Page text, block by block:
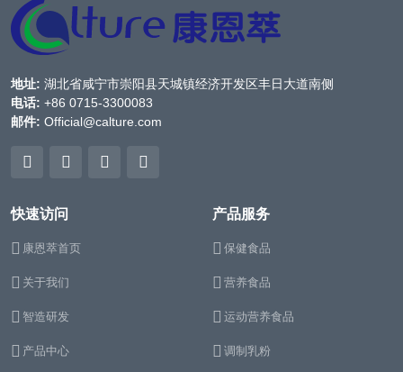
地址: 湖北省咸宁市崇阳县天城镇经济开发区丰日大道南侧
电话: +86 0715-3300083
邮件: Official@calture.com
快速访问
康恩萃首页
关于我们
智造研发
产品中心
产品服务
保健食品
营养食品
运动营养食品
调制乳粉